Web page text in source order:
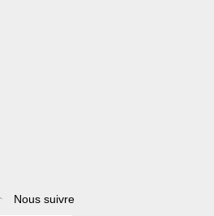
Nous suivre